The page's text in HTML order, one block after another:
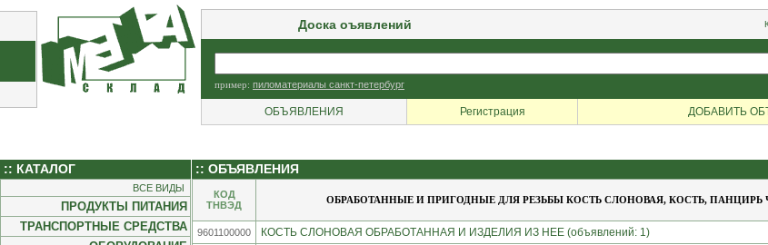
Доска оъявлений
пример: пиломатериалы санкт-петербург
ОБЪЯВЛЕНИЯ Регистрация ДОБАВИТЬ
:: КАТАЛОГ
ВСЕ ВИДЫ
ПРОДУКТЫ ПИТАНИЯ
ТРАНСПОРТНЫЕ СРЕДСТВА
:: ОБЪЯВЛЕНИЯ
КОД
ТНВЭД
ОБРАБОТАННЫЕ И ПРИГОДНЫЕ ДЛЯ РЕЗЬБЫ КОСТЬ СЛОНОВАЯ, КОСТЬ, ПАНЦИРЬ
9601100000
КОСТЬ СЛОНОВАЯ ОБРАБОТАННАЯ И ИЗДЕЛИЯ ИЗ НЕЕ (объявлений: 1)